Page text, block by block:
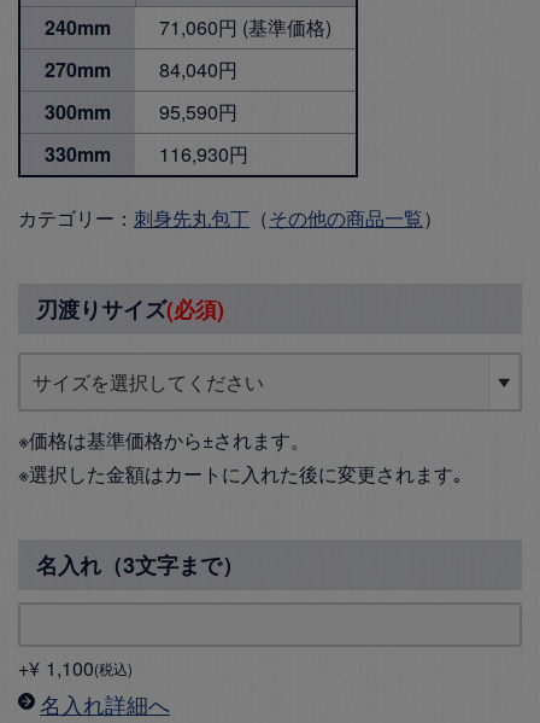
240mm
71,060円 (基準価格)
270mm
84,040円
300mm
95,590円
330mm
116,930円
カテゴリー： 刺身先丸包丁 （その他の商品一覧）
刃渡りサイズ(必須)
※価格は基準価格から±されます。
※選択した金額はカートに入れた後に変更されます｡
名入れ（3文字まで）
+¥ 1,100 税込
名入れ詳細へ